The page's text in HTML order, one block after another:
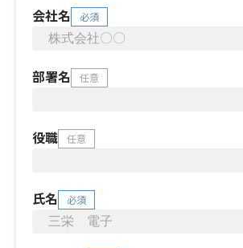
会社名 必須
部署名 任意
役職 任意
氏名 必須